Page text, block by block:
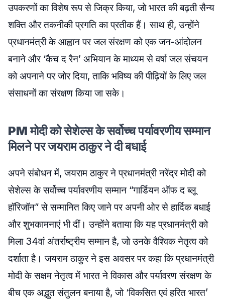
उपकरणों का विशेष रूप से जिक्र किया, जो भारत की बढ़ती सैन्य
शक्ति और तकनीकी प्रगति का प्रतीक हैं। साथ ही, उन्होंने
प्रधानमंत्री के आह्वान पर जल संरक्षण को एक जन-आंदोलन
बनाने और ‘कैच द रैन’ अभियान के माध्यम से वर्षा जल संचयन
को अपनाने पर जोर दिया, ताकि भविष्य की पीढ़ियों के लिए जल
संसाधनों का संरक्षण किया जा सके।
PM मोदी को सेशेल्स के सर्वोच्च पर्यावरणीय सम्मान
मिलने पर जयराम ठाकुर ने दी बधाई
अपने संबोधन में, जयराम ठाकुर ने प्रधानमंत्री नरेंद्र मोदी को
सेशेल्स के सर्वोच्च पर्यावरणीय सम्मान “गार्डियन ऑफ द ब्लू
हॉरिजॉन” से सम्मानित किए जाने पर अपनी ओर से हार्दिक बधाई
और शुभकामनाएं भी दीं। उन्होंने बताया कि यह प्रधानमंत्री को
मिला 34वां अंतर्राष्ट्रीय सम्मान है, जो उनके वैश्विक नेतृत्व को
दर्शाता है। जयराम ठाकुर ने इस अवसर पर कहा कि प्रधानमंत्री
मोदी के सक्षम नेतृत्व में भारत ने विकास और पर्यावरण संरक्षण के
बीच एक अद्भुत संतुलन बनाया है, जो ‘विकसित एवं हरित भारत’